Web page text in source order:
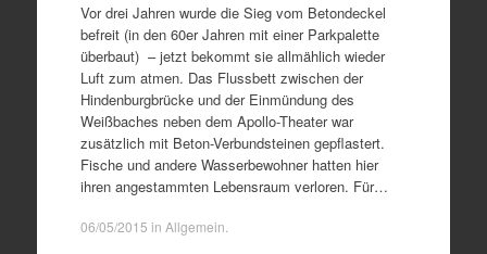
Vor drei Jahren wurde die Sieg vom Betondeckel
befreit (in den 60er Jahren mit einer Parkpalette
überbaut) – jetzt bekommt sie allmählich wieder
Luft zum atmen. Das Flussbett zwischen der
Hindenburgbrücke und der Einmündung des
Weißbaches neben dem Apollo-Theater war
zusätzlich mit Beton-Verbundsteinen gepflastert.
Fische und andere Wasserbewohner hatten hier
ihren angestammten Lebensraum verloren. Für…
06/05/2015 in Allgemein